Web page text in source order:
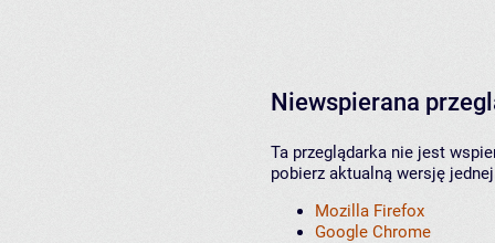
Niewspierana
Ta przeglądarka nie jest
pobierz aktualną wersję
Mozilla Firefox
Google Chrome